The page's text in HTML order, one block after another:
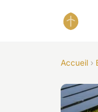
Accueil ›